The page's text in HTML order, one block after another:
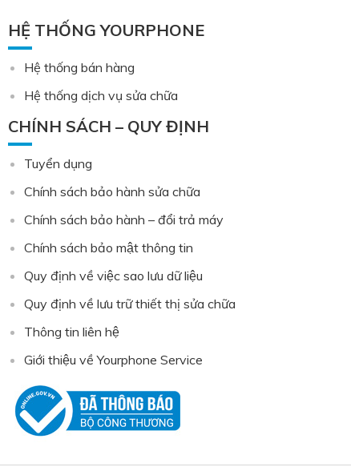
HỆ THỐNG YOURPHONE
Hệ thống bán hàng
Hệ thống dịch vụ sửa chữa
CHÍNH SÁCH – QUY ĐỊNH
Tuyển dụng
Chính sách bảo hành sửa chữa
Chính sách bảo hành – đổi trả máy
Chính sách bảo mật thông tin
Quy định về việc sao lưu dữ liệu
Quy định về lưu trữ thiết thị sửa chữa
Thông tin liên hệ
Giới thiệu về Yourphone Service